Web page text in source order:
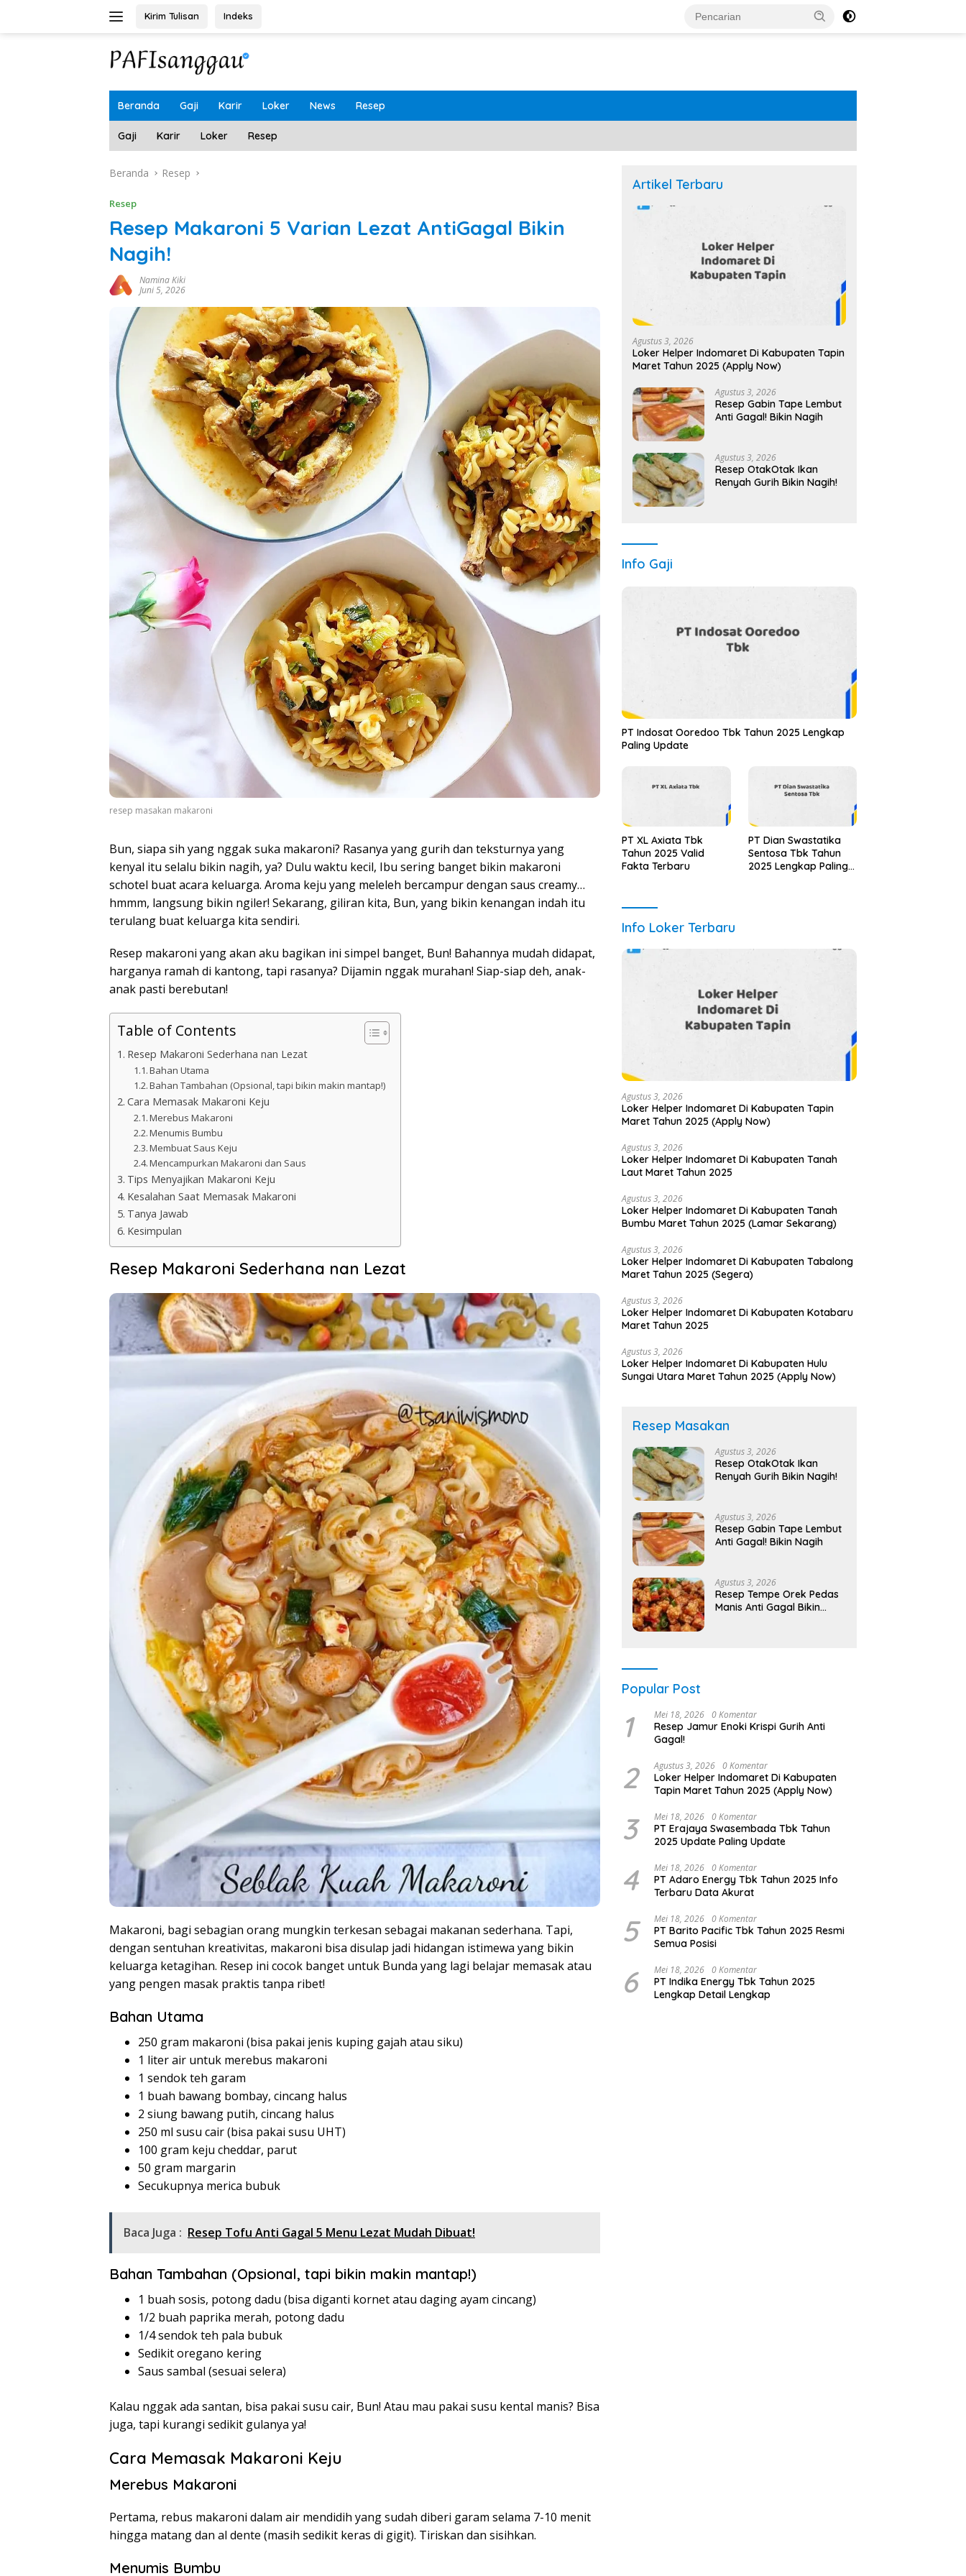
Kirim Tulisan Indeks
Beranda Gaji Karir Loker News Resep
Gaji Karir Loker Resep
Beranda Resep
Resep
Resep Makaroni 5 Varian Lezat AntiGagal Bikin
Nagih!
Namina Kiki
Juni 5, 2026
resep masakan makaroni
Bun, siapa sih yang nggak suka makaroni? Rasanya yang gurih dan teksturnya yang
kenyal itu selalu bikin nagih, ya? Dulu waktu kecil, Ibu sering banget bikin makaroni
schotel buat acara keluarga. Aroma keju yang meleleh bercampur dengan saus creamy…
hmmm, langsung bikin ngiler! Sekarang, giliran kita, Bun, yang bikin kenangan indah itu
terulang buat keluarga kita sendiri.
Resep makaroni yang akan aku bagikan ini simpel banget, Bun! Bahannya mudah didapat,
harganya ramah di kantong, tapi rasanya? Dijamin nggak murahan! Siap-siap deh, anak-
anak pasti berebutan!
Table of Contents
Resep Makaroni Sederhana nan Lezat
Bahan Utama
Bahan Tambahan (Opsional, tapi bikin makin mantap!)
Cara Memasak Makaroni Keju
Merebus Makaroni
Menumis Bumbu
Membuat Saus Keju
Mencampurkan Makaroni dan Saus
Tips Menyajikan Makaroni Keju
Kesalahan Saat Memasak Makaroni
Tanya Jawab
Kesimpulan
Resep Makaroni Sederhana nan Lezat
Makaroni, bagi sebagian orang mungkin terkesan sebagai makanan sederhana. Tapi,
dengan sentuhan kreativitas, makaroni bisa disulap jadi hidangan istimewa yang bikin
keluarga ketagihan. Resep ini cocok banget untuk Bunda yang lagi belajar memasak atau
yang pengen masak praktis tanpa ribet!
Bahan Utama
250 gram makaroni (bisa pakai jenis kuping gajah atau siku)
1 liter air untuk merebus makaroni
1 sendok teh garam
1 buah bawang bombay, cincang halus
2 siung bawang putih, cincang halus
250 ml susu cair (bisa pakai susu UHT)
100 gram keju cheddar, parut
50 gram margarin
Secukupnya merica bubuk
Baca Juga : Resep Tofu Anti Gagal 5 Menu Lezat Mudah Dibuat!
Bahan Tambahan (Opsional, tapi bikin makin mantap!)
1 buah sosis, potong dadu (bisa diganti kornet atau daging ayam cincang)
1/2 buah paprika merah, potong dadu
1/4 sendok teh pala bubuk
Sedikit oregano kering
Saus sambal (sesuai selera)
Kalau nggak ada santan, bisa pakai susu cair, Bun! Atau mau pakai susu kental manis? Bisa
juga, tapi kurangi sedikit gulanya ya!
Cara Memasak Makaroni Keju
Merebus Makaroni
Pertama, rebus makaroni dalam air mendidih yang sudah diberi garam selama 7-10 menit
hingga matang dan al dente (masih sedikit keras di gigit). Tiriskan dan sisihkan.
Menumis Bumbu
Artikel Terbaru
Agustus 3, 2026
Loker Helper Indomaret Di Kabupaten Tapin
Maret Tahun 2025 (Apply Now)
Agustus 3, 2026
Resep Gabin Tape Lembut
Anti Gagal! Bikin Nagih
Agustus 3, 2026
Resep OtakOtak Ikan
Renyah Gurih Bikin Nagih!
Info Gaji
PT Indosat Ooredoo Tbk Tahun 2025 Lengkap
Paling Update
PT XL Axiata Tbk
Tahun 2025 Valid
Fakta Terbaru
PT Dian Swastatika
Sentosa Tbk Tahun
2025 Lengkap Paling
Info Loker Terbaru
Agustus 3, 2026
Loker Helper Indomaret Di Kabupaten Tapin
Maret Tahun 2025 (Apply Now)
Agustus 3, 2026
Loker Helper Indomaret Di Kabupaten Tanah
Laut Maret Tahun 2025
Agustus 3, 2026
Loker Helper Indomaret Di Kabupaten Tanah
Bumbu Maret Tahun 2025 (Lamar Sekarang)
Agustus 3, 2026
Loker Helper Indomaret Di Kabupaten Tabalong
Maret Tahun 2025 (Segera)
Agustus 3, 2026
Loker Helper Indomaret Di Kabupaten Kotabaru
Maret Tahun 2025
Agustus 3, 2026
Loker Helper Indomaret Di Kabupaten Hulu
Sungai Utara Maret Tahun 2025 (Apply Now)
Resep Masakan
Agustus 3, 2026
Resep OtakOtak Ikan
Renyah Gurih Bikin Nagih!
Agustus 3, 2026
Resep Gabin Tape Lembut
Anti Gagal! Bikin Nagih
Agustus 3, 2026
Resep Tempe Orek Pedas
Manis Anti Gagal Bikin
Popular Post
1 Mei 18, 2026 0 Komentar
Resep Jamur Enoki Krispi Gurih Anti
Gagal!
2 Agustus 3, 2026 0 Komentar
Loker Helper Indomaret Di Kabupaten
Tapin Maret Tahun 2025 (Apply Now)
3 Mei 18, 2026 0 Komentar
PT Erajaya Swasembada Tbk Tahun
2025 Update Paling Update
4 Mei 18, 2026 0 Komentar
PT Adaro Energy Tbk Tahun 2025 Info
Terbaru Data Akurat
5 Mei 18, 2026 0 Komentar
PT Barito Pacific Tbk Tahun 2025 Resmi
Semua Posisi
6 Mei 18, 2026 0 Komentar
PT Indika Energy Tbk Tahun 2025
Lengkap Detail Lengkap